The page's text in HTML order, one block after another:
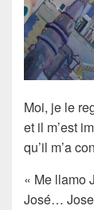
Moi, je le
et il m’est
qu’il m’a
« Me llamo
José…